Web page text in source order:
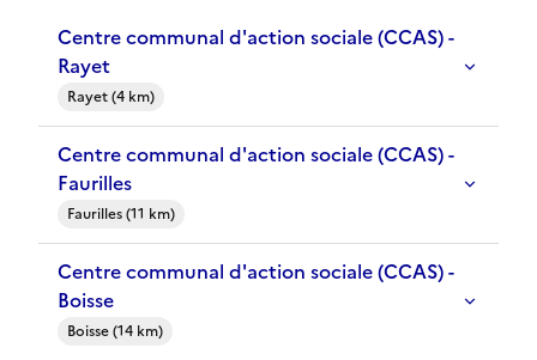
Centre communal d'action sociale (CCAS) -
Rayet
Rayet (4 km)
Centre communal d'action sociale (CCAS) -
Faurilles
Faurilles (11 km)
Centre communal d'action sociale (CCAS) -
Boisse
Boisse (14 km)